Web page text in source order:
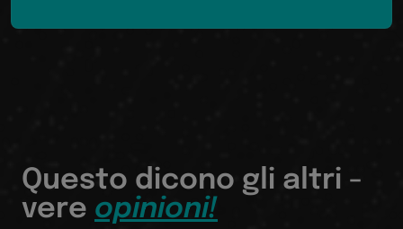
Questo dicono gli altri -
vere opinioni!